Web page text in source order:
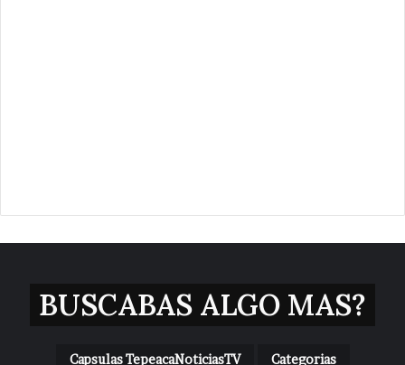
BUSCABAS ALGO MAS?
Capsulas TepeacaNoticiasTV Categorias